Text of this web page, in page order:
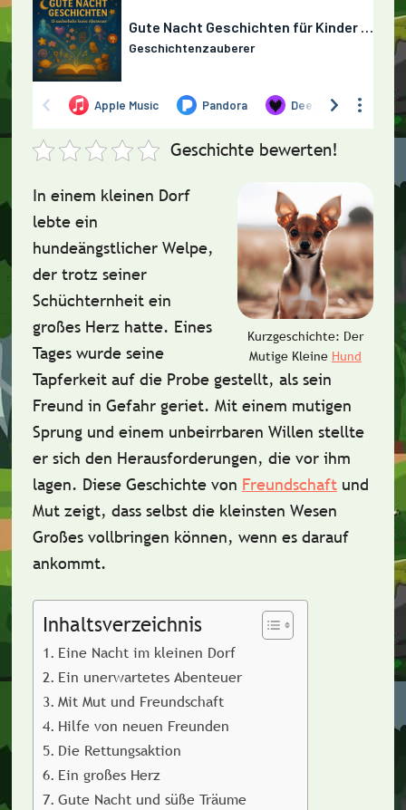
Geschichte bewerten!
Kurzgeschichte: Der
Mutige Kleine Hund
In einem kleinen Dorf
lebte ein
hundeängstlicher Welpe,
der trotz seiner
Schüchternheit ein
großes Herz hatte. Eines
Tages wurde seine
Tapferkeit auf die Probe gestellt, als sein
Freund in Gefahr geriet. Mit einem mutigen
Sprung und einem unbeirrbaren Willen stellte
er sich den Herausforderungen, die vor ihm
lagen. Diese Geschichte von Freundschaftund
Mut zeigt, dass selbst die kleinsten Wesen
Großes vollbringen können, wenn es darauf
ankommt.
Inhaltsverzeichnis
Eine Nacht im kleinen Dorf
Ein unerwartetes Abenteuer
Mit Mut und Freundschaft
Hilfe von neuen Freunden
Die Rettungsaktion
Ein großes Herz
Gute Nacht und süße Träume